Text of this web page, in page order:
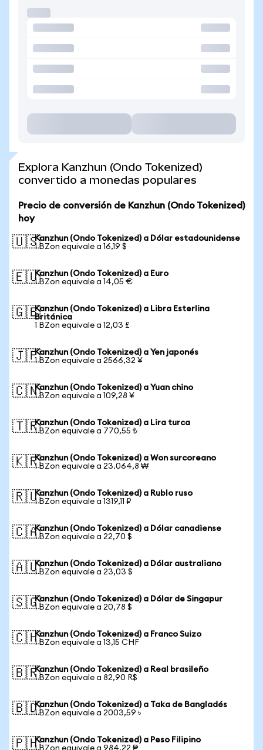
Explora Kanzhun (Ondo Tokenized)
convertido a monedas populares
Precio de conversión de Kanzhun (Ondo Tokenized)
hoy
🇺🇸Kanzhun (Ondo Tokenized) a Dólar estadounidense
1 BZon equivale a 16,19 $
🇪🇺Kanzhun (Ondo Tokenized) a Euro
1 BZon equivale a 14,05 €
🇬🇧Kanzhun (Ondo Tokenized) a Libra Esterlina
Británica
1 BZon equivale a 12,03 £
🇯🇵Kanzhun (Ondo Tokenized) a Yen japonés
1 BZon equivale a 2566,32 ¥
🇨🇳Kanzhun (Ondo Tokenized) a Yuan chino
1 BZon equivale a 109,28 ¥
🇹🇷Kanzhun (Ondo Tokenized) a Lira turca
1 BZon equivale a 770,55 ₺
🇰🇷Kanzhun (Ondo Tokenized) a Won surcoreano
1 BZon equivale a 23.064,8 ₩
🇷🇺Kanzhun (Ondo Tokenized) a Rublo ruso
1 BZon equivale a 1319,11 ₽
🇨🇦Kanzhun (Ondo Tokenized) a Dólar canadiense
1 BZon equivale a 22,70 $
🇦🇺Kanzhun (Ondo Tokenized) a Dólar australiano
1 BZon equivale a 23,03 $
🇸🇬Kanzhun (Ondo Tokenized) a Dólar de Singapur
1 BZon equivale a 20,78 $
🇨🇭Kanzhun (Ondo Tokenized) a Franco Suizo
1 BZon equivale a 13,15 CHF
🇧🇷Kanzhun (Ondo Tokenized) a Real brasileño
1 BZon equivale a 82,90 R$
🇧🇩Kanzhun (Ondo Tokenized) a Taka de Bangladés
1 BZon equivale a 2003,59 ৳
🇵🇭Kanzhun (Ondo Tokenized) a Peso Filipino
1 BZon equivale a 984,22 ₱